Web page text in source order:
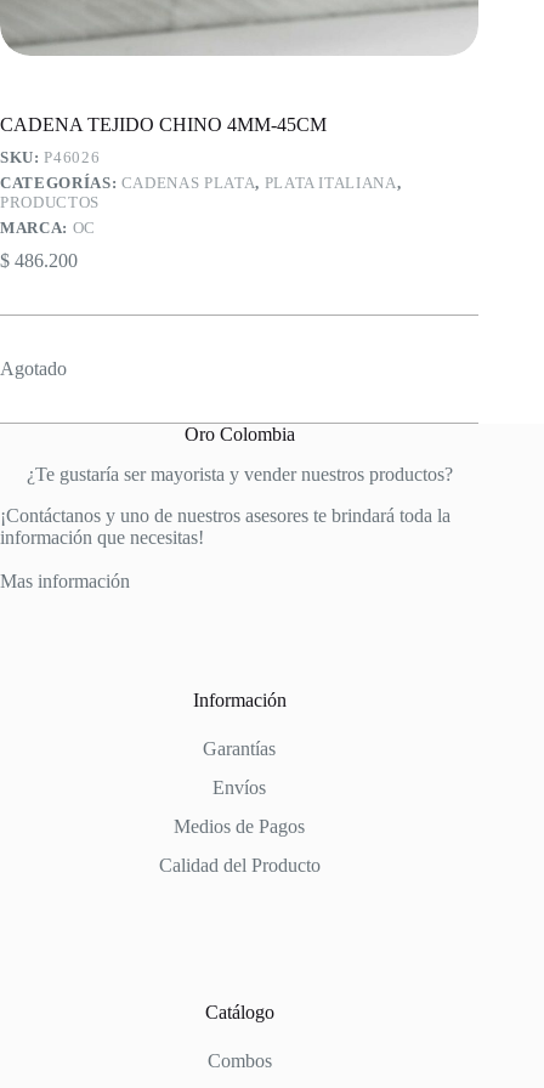
CADENA TEJIDO CHINO 4MM-45CM
SKU:P46026
CATEGORÍAS: CADENAS PLATA, PLATA ITALIANA,
PRODUCTOS
MARCA: OC
$ 486.200
Agotado
Oro Colombia
¿Te gustaría ser mayorista y vender nuestros productos?
¡Contáctanos y uno de nuestros asesores te brindará toda la
información que necesitas!
Mas información
Información
Garantías
Envíos
Medios de Pagos
Calidad del Producto
Catálogo
Combos